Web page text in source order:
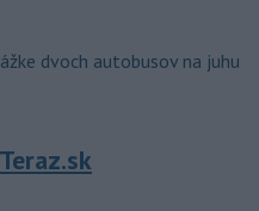
dvoch autobusov na juhu